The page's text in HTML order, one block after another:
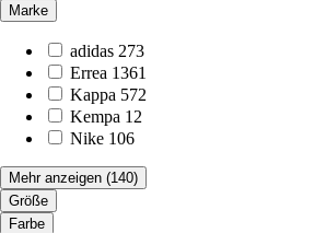
Marke
adidas 273
Errea 1361
Kappa 572
Kempa 12
Nike 106
Mehr anzeigen (140)
Größe
Farbe